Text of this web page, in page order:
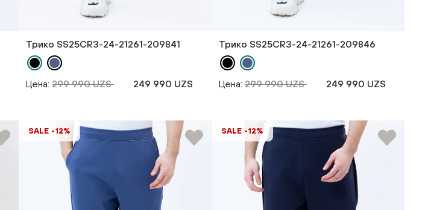
Трико SS25CR3-24-21261-209841
Цена: 299 990 UZS 249 990 UZS
Трико SS25CR3-24-21261-209846
Цена: 299 990 UZS 249 990 UZS
SALE -12% SALE -12%